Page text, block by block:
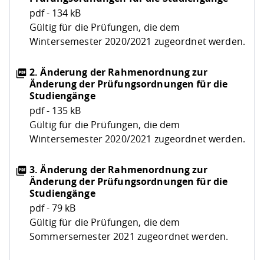
Fremdsprachen
Lebenslagen
Arbeit
Career Service
Lehren,
Klimaschutz &
Maschinenbau
Angebote für
Kontakt und Anfahrt
Qualitätssicherung
pdf - 134 kB
Gültig für die Prüfungen, die dem
Wintersemester 2020/2021 zugeordnet werden.
2. Änderung der Rahmenordnung zur
Änderung der Prüfungsordnungen für die
Studiengänge
pdf - 135 kB
Gültig für die Prüfungen, die dem
Wintersemester 2020/2021 zugeordnet werden.
3. Änderung der Rahmenordnung zur
Änderung der Prüfungsordnungen für die
Studiengänge
pdf - 79 kB
Gültig für die Prüfungen, die dem
Sommersemester 2021 zugeordnet werden.